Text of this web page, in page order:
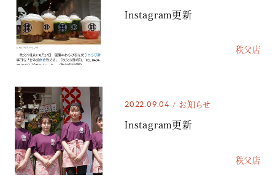
Instagram更新
秩父店
2022.09.04 お知らせ
Instagram更新
秩父店